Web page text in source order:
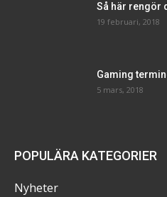
Så här rengör
19 februari, 2018
Gaming
5 mars, 2018
POPULÄRA KATEGORIER
Nyheter